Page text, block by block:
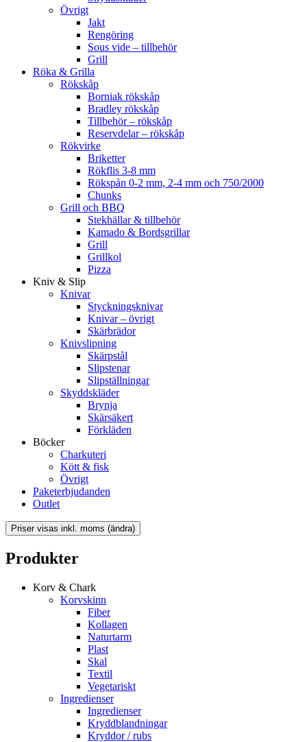
Övrigt
Jakt
Rengöring
Sous vide – tillbehör
Grill
Röka & Grilla
Rökskåp
Borniak rökskåp
Bradley rökskåp
Tillbehör – rökskåp
Reservdelar – rökskåp
Rökvirke
Briketter
Rökflis 3-8 mm
Rökspån 0-2 mm, 2-4 mm och 750/2000
Chunks
Grill och BBQ
Stekhällar & tillbehör
Kamado & Bordsgrillar
Grill
Grillkol
Pizza
Kniv & Slip
Knivar
Styckningsknivar
Knivar – övrigt
Skärbrädor
Knivslipning
Skärpstål
Slipstenar
Slipställningar
Skyddskläder
Brynja
Skärsäkert
Förkläden
Böcker
Charkuteri
Kött & fisk
Övrigt
Paketerbjudanden
Outlet
Produkter
Korv & Chark
Korvskinn
Fiber
Kollagen
Naturtarm
Plast
Skal
Textil
Vegetariskt
Ingredienser
Ingredienser
Kryddblandningar
Kryddor / rubs